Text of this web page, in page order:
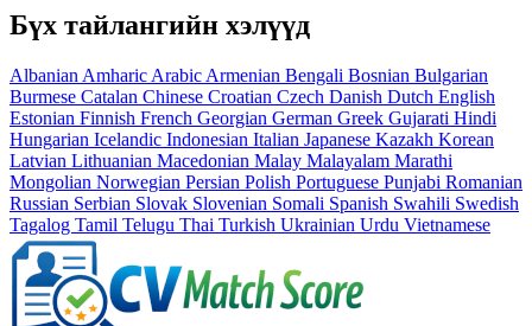
Бүх тайлангийн хэлүүд
Albanian Amharic Arabic Armenian Bengali Bosnian Bulgarian
Burmese Catalan Chinese Croatian Czech Danish Dutch English
Estonian Finnish French Georgian German Greek Gujarati Hindi
Hungarian Icelandic Indonesian Italian Japanese Kazakh Korean
Latvian Lithuanian Macedonian Malay Malayalam Marathi
Mongolian Norwegian Persian Polish Portuguese Punjabi Romanian
Russian Serbian Slovak Slovenian Somali Spanish Swahili Swedish
Tagalog Tamil Telugu Thai Turkish Ukrainian Urdu Vietnamese